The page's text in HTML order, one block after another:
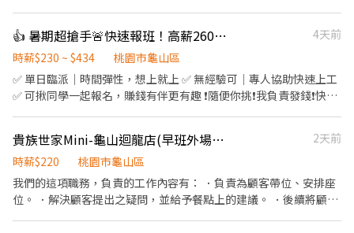
是陪伴」的精神，成為最有人情味的居酒屋。 【基本保障與其他福
利】 ①勞保、健保、勞退提撥6%、僱主意外責任險 ②正式夥伴年
終獎金與三節獎金、禮品 ③正式薪夥伴年假10天起 （優於勞基法，
依當年度在職比例發放) ④完整的教育訓練 ⑤每日員工供膳 ⑥不定
料/餐點擺盤、出餐/食安衛生管理/店鋪庫存管理/熟記內場各餐點製
作流程/其他主管交辦事項
👍 暑期超搶手🚨快速報班！高薪260🔥日領現賺💸多時段任選！
4天前
時薪$230 ~ $434
桃園市龜山區
✅ 單日臨派｜時間彈性，想上就上 ✅ 無經驗可｜專人協助快速上工
✅ 可揪同學一起報名，賺錢有伴更有趣 ❗️隨便你挑❗️我負責發錢❗️快找
17:30－22:30 夜班: 00:00－08:00 夜11班:23:00－08:00 晚9班：
21:00－06:00 ~~~~~~~~~~~~~~~~~~~~~~~~~~~~~~ 💸時薪230💸
專區 早9班：09:00 － 18:00 早8班：08:00 －17:00 午13班：13:00
－20:00 午14班：14:00－23:00 工作內容: 簡單分貨＋包裹整理 工作
貴族世家Mini-龜山迴龍店(早班外場人員)
2天前
時薪$220
桃園市龜山區
我們的這項職務，負責的工作內容有： ．負責為顧客帶位、安排座
位。 ．解決顧客提出之疑問，並給予餐點上的建議。 ．後續將顧客